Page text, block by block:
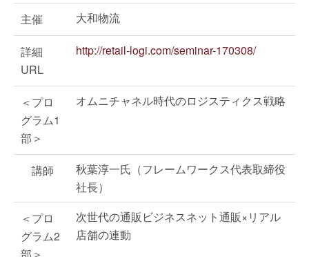
主催 大和物流
詳細
URL
http://retail-logi.com/seminar-170308/
＜プロ
グラム1
部＞
オムニチャネル時代のロジスティクス戦略
講師
秋葉淳一氏（フレームワークス代表取締役
社長）
＜プロ
グラム2
次世代の通販ビジネスネット通販×リアル
店舗の連動